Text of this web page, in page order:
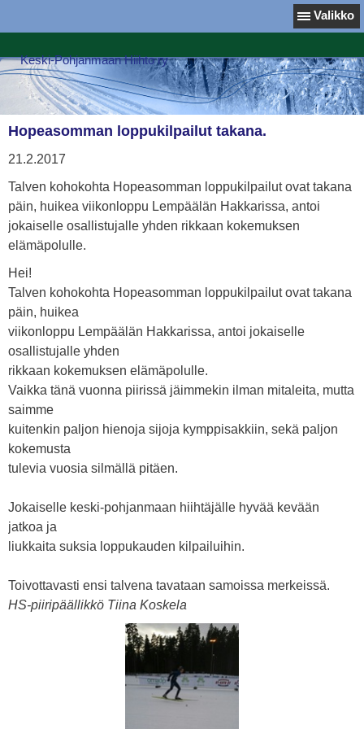
Valikko
Keski-Pohjanmaan Hiihto ry
Hopeasomman loppukilpailut takana.
21.2.2017
Talven kohokohta Hopeasomman loppukilpailut ovat takana
päin, huikea viikonloppu Lempäälän Hakkarissa, antoi
jokaiselle osallistujalle yhden rikkaan kokemuksen
elämäpolulle.
Hei!
Talven kohokohta Hopeasomman loppukilpailut ovat takana
päin, huikea
viikonloppu Lempäälän Hakkarissa, antoi jokaiselle
osallistujalle yhden
rikkaan kokemuksen elämäpolulle.
Vaikka tänä vuonna piirissä jäimmekin ilman mitaleita, mutta
saimme
kuitenkin paljon hienoja sijoja kymppisakkiin, sekä paljon
kokemusta
tulevia vuosia silmällä pitäen.
Jokaiselle keski-pohjanmaan hiihtäjälle hyvää kevään
jatkoa ja
liukkaita suksia loppukauden kilpailuihin.
Toivottavasti ensi talvena tavataan samoissa merkeissä.
HS-piiripäällikkö Tiina Koskela